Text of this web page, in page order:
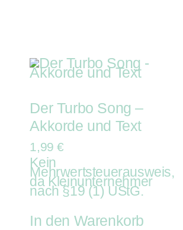
Der Turbo Song –
Akkorde und Text
1,99€
Kein
Mehrwertsteuerausweis,
da Kleinunternehmer
nach §19 (1) UStG.
In den Warenkorb